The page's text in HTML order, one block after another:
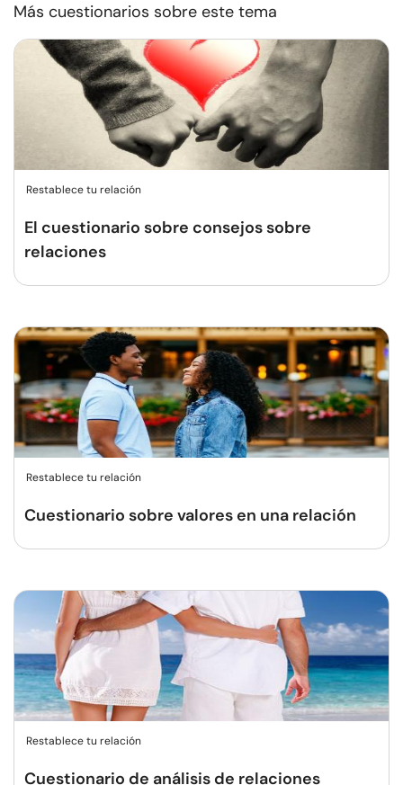
Más cuestionarios sobre este tema
Restablece tu relación
El cuestionario sobre consejos sobre
relaciones
Restablece tu relación
Cuestionario sobre valores en una relación
Restablece tu relación
Cuestionario de análisis de relaciones